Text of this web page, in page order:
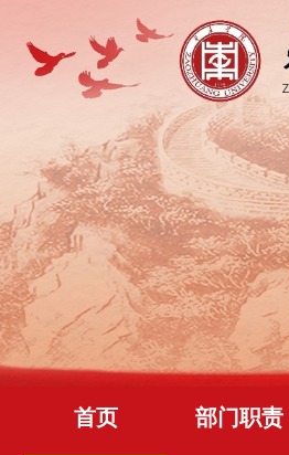
首页 部门职责